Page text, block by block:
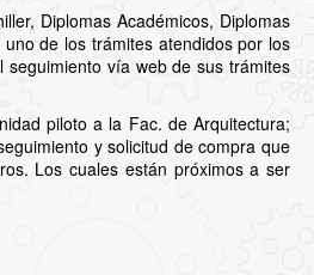
Diplomas Académicos, Diplomas
de los trámites atendidos por los
vía web de sus trámites
piloto a la Fac. de Arquitectura;
y solicitud de compra que
Los cuales están próximos a ser